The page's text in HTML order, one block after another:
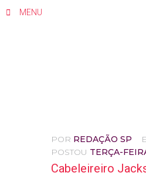
MENU
POR REDAÇÃO SP
POSTOU TERÇA-
Cabeleireiro